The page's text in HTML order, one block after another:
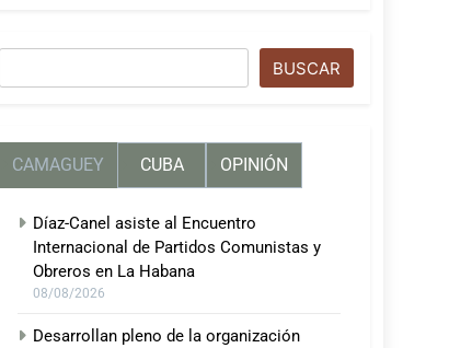
BUSCAR
CAMAGUEY CUBA OPINIÓN
Díaz-Canel asiste al Encuentro
Internacional de Partidos Comunistas y
Obreros en La Habana
08/08/2026
Desarrollan pleno de la organización